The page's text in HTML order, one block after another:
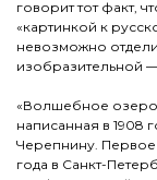
говорит тот факт,
«картинкой к
невозможно
изобразительной
«Волшебное
написанная в 1908
Черепнину. Первое
года в Санкт-